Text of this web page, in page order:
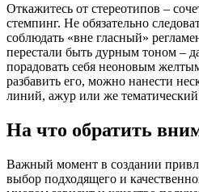
Откажитесь от стереотипов –
стемпинг. Не обязательно
соблюдать «вне гласный»
перестали быть дурным тоном –
порадовать себя неоновым
разбавить его, можно нанести
линий, ажур или же
На что обратить
Важный момент в создании
выбор подходящего и